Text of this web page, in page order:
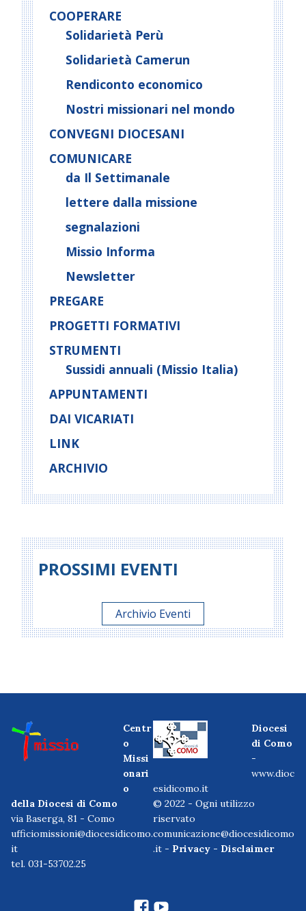
COOPERARE
Solidarietà Perù
Solidarietà Camerun
Rendiconto economico
Nostri missionari nel mondo
CONVEGNI DIOCESANI
COMUNICARE
da Il Settimanale
lettere dalla missione
segnalazioni
Missio Informa
Newsletter
PREGARE
PROGETTI FORMATIVI
STRUMENTI
Sussidi annuali (Missio Italia)
APPUNTAMENTI
DAI VICARIATI
LINK
ARCHIVIO
PROSSIMI EVENTI
Archivio Eventi
Centr
o
Missi
onari
o
della Diocesi di Como
via Baserga, 81 - Como
ufficiomissioni@diocesidicomo.
it
tel. 031-53702.25
Diocesi
di Como
-
www.dioc
esidicomo.it
© 2022 - Ogni utilizzo
riservato
comunicazione@diocesidicomo
.it - Privacy - Disclaimer